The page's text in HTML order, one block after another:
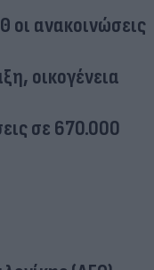
οι ανακοινώσεις
οικογένεια
σε 670.000